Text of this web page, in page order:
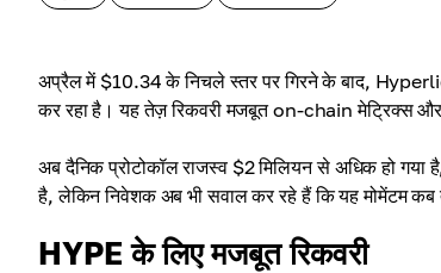
अप्रैल में $10.34 के निचले स्तर पर गिरने के बाद,
कर रहा है। यह तेज़ रिकवरी मजबूत on-chain मेट्रिक्स और
अब दैनिक प्रोटोकॉल राजस्व $2 मिलियन से अधिक हो गया
है, लेकिन निवेशक अब भी सवाल कर रहे हैं कि यह मोमेंटम कब
HYPE के लिए मजबूत रिकवरी